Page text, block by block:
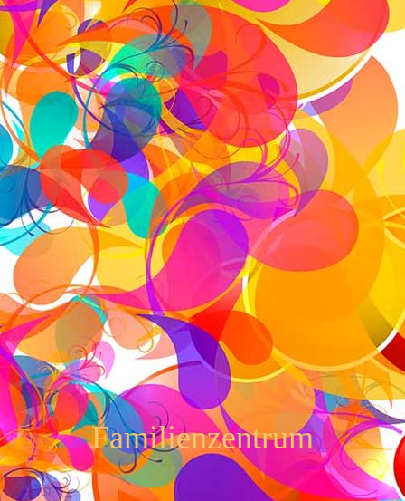
Familienzentrum